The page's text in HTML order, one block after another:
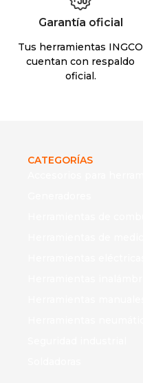
Garantía oficial
Tus herramientas INGCO
cuentan con respaldo
oficial.
CATEGORÍAS